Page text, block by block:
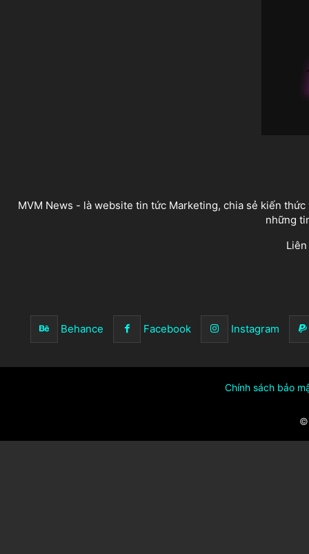
MVM News - là website tin tức Marketing, chia sẻ kiến
những
Behance Facebook Instagram
Chính sách bảo
©